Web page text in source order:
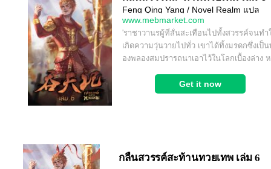
กลืนสวรรค์สะท้านทวยเทพ เล่ม 6